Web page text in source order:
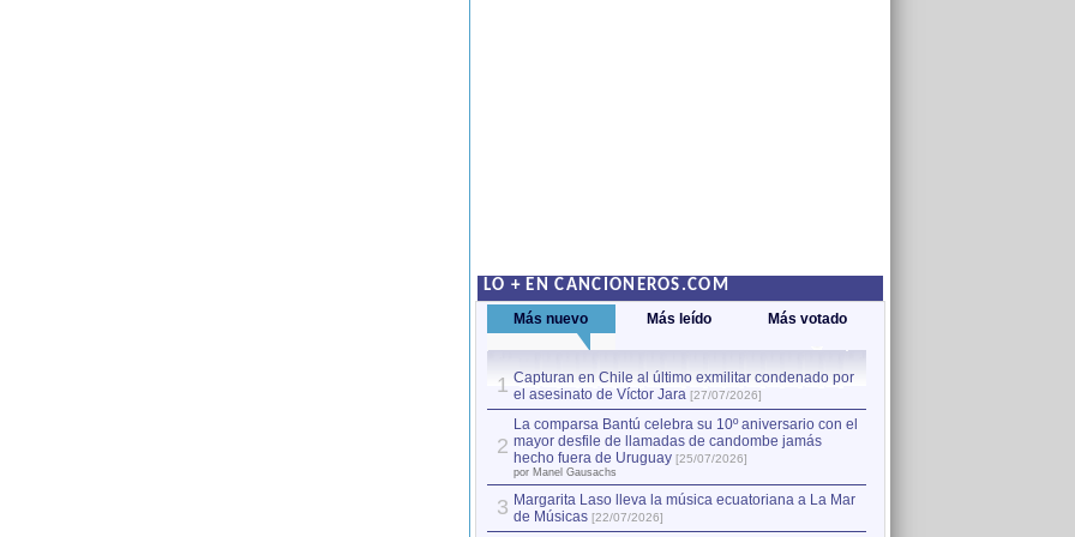
LO + EN CANCIONEROS.COM
Más nuevo Más leído Más votado
1 Capturan en Chile al último exmilitar condenado por
el asesinato de Víctor Jara [27/07/2026]
2
La comparsa Bantú celebra su 10º aniversario con el
mayor desfile de llamadas de candombe jamás
hecho fuera de Uruguay [25/07/2026]
por Manel Gausachs
3 Margarita Laso lleva la música ecuatoriana a La Mar
de Músicas [22/07/2026]